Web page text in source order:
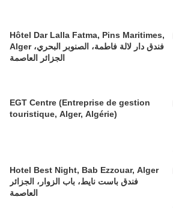
Hôtel Dar Lalla Fatma, Pins Maritimes,
Alger فندق دار لالة فاطمة، الصنوبر البحري،
الجزائر العاصمة
EGT Centre (Entreprise de gestion
touristique, Alger, Algérie)
Hotel Best Night, Bab Ezzouar, Alger
فندق باست نايط، باب الزوار، الجزائر
العاصمة